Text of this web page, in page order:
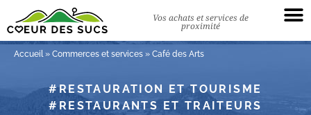
Vos achats et services de
proximité
Accueil» Commerces et services » Café des Arts
RESTAURATION ET TOURISME
RESTAURANTS ET TRAITEURS